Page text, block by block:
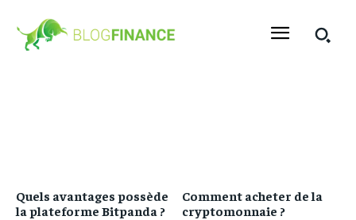
Quels avantages possède
la plateforme Bitpanda ?
Comment acheter de la
cryptomonnaie ?